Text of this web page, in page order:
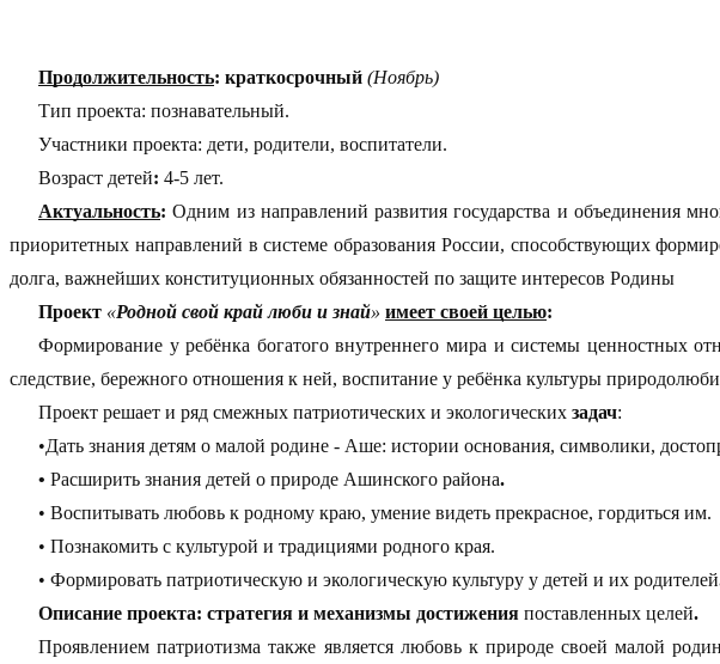
Продолжительность: краткосрочный (Ноябрь)
Тип проекта: познавательный.
Участники проекта: дети, родители, воспитатели.
Возраст детей: 4-5 лет.
Актуальность: Одним из направлений развития государства и объединения
приоритетных направлений в системе образования России, способствующих
долга, важнейших конституционных обязанностей по защите интересов Родины
Проект «Родной свой край люби и знай» имеет своей целью:
Формирование у ребёнка богатого внутреннего мира и системы ценностных
следствие, бережного отношения к ней, воспитание у ребёнка культуры
Проект решает и ряд смежных патриотических и экологических задач:
•Дать знания детям о малой родине - Аше: истории основания, символики,
• Расширить знания детей о природе Ашинского района.
• Воспитывать любовь к родному краю, умение видеть прекрасное, гордиться им.
• Познакомить с культурой и традициями родного края.
• Формировать патриотическую и экологическую культуру у детей и их родителей
Описание проекта: стратегия и механизмы достижения поставленных целей.
Проявлением патриотизма также является любовь к природе своей малой